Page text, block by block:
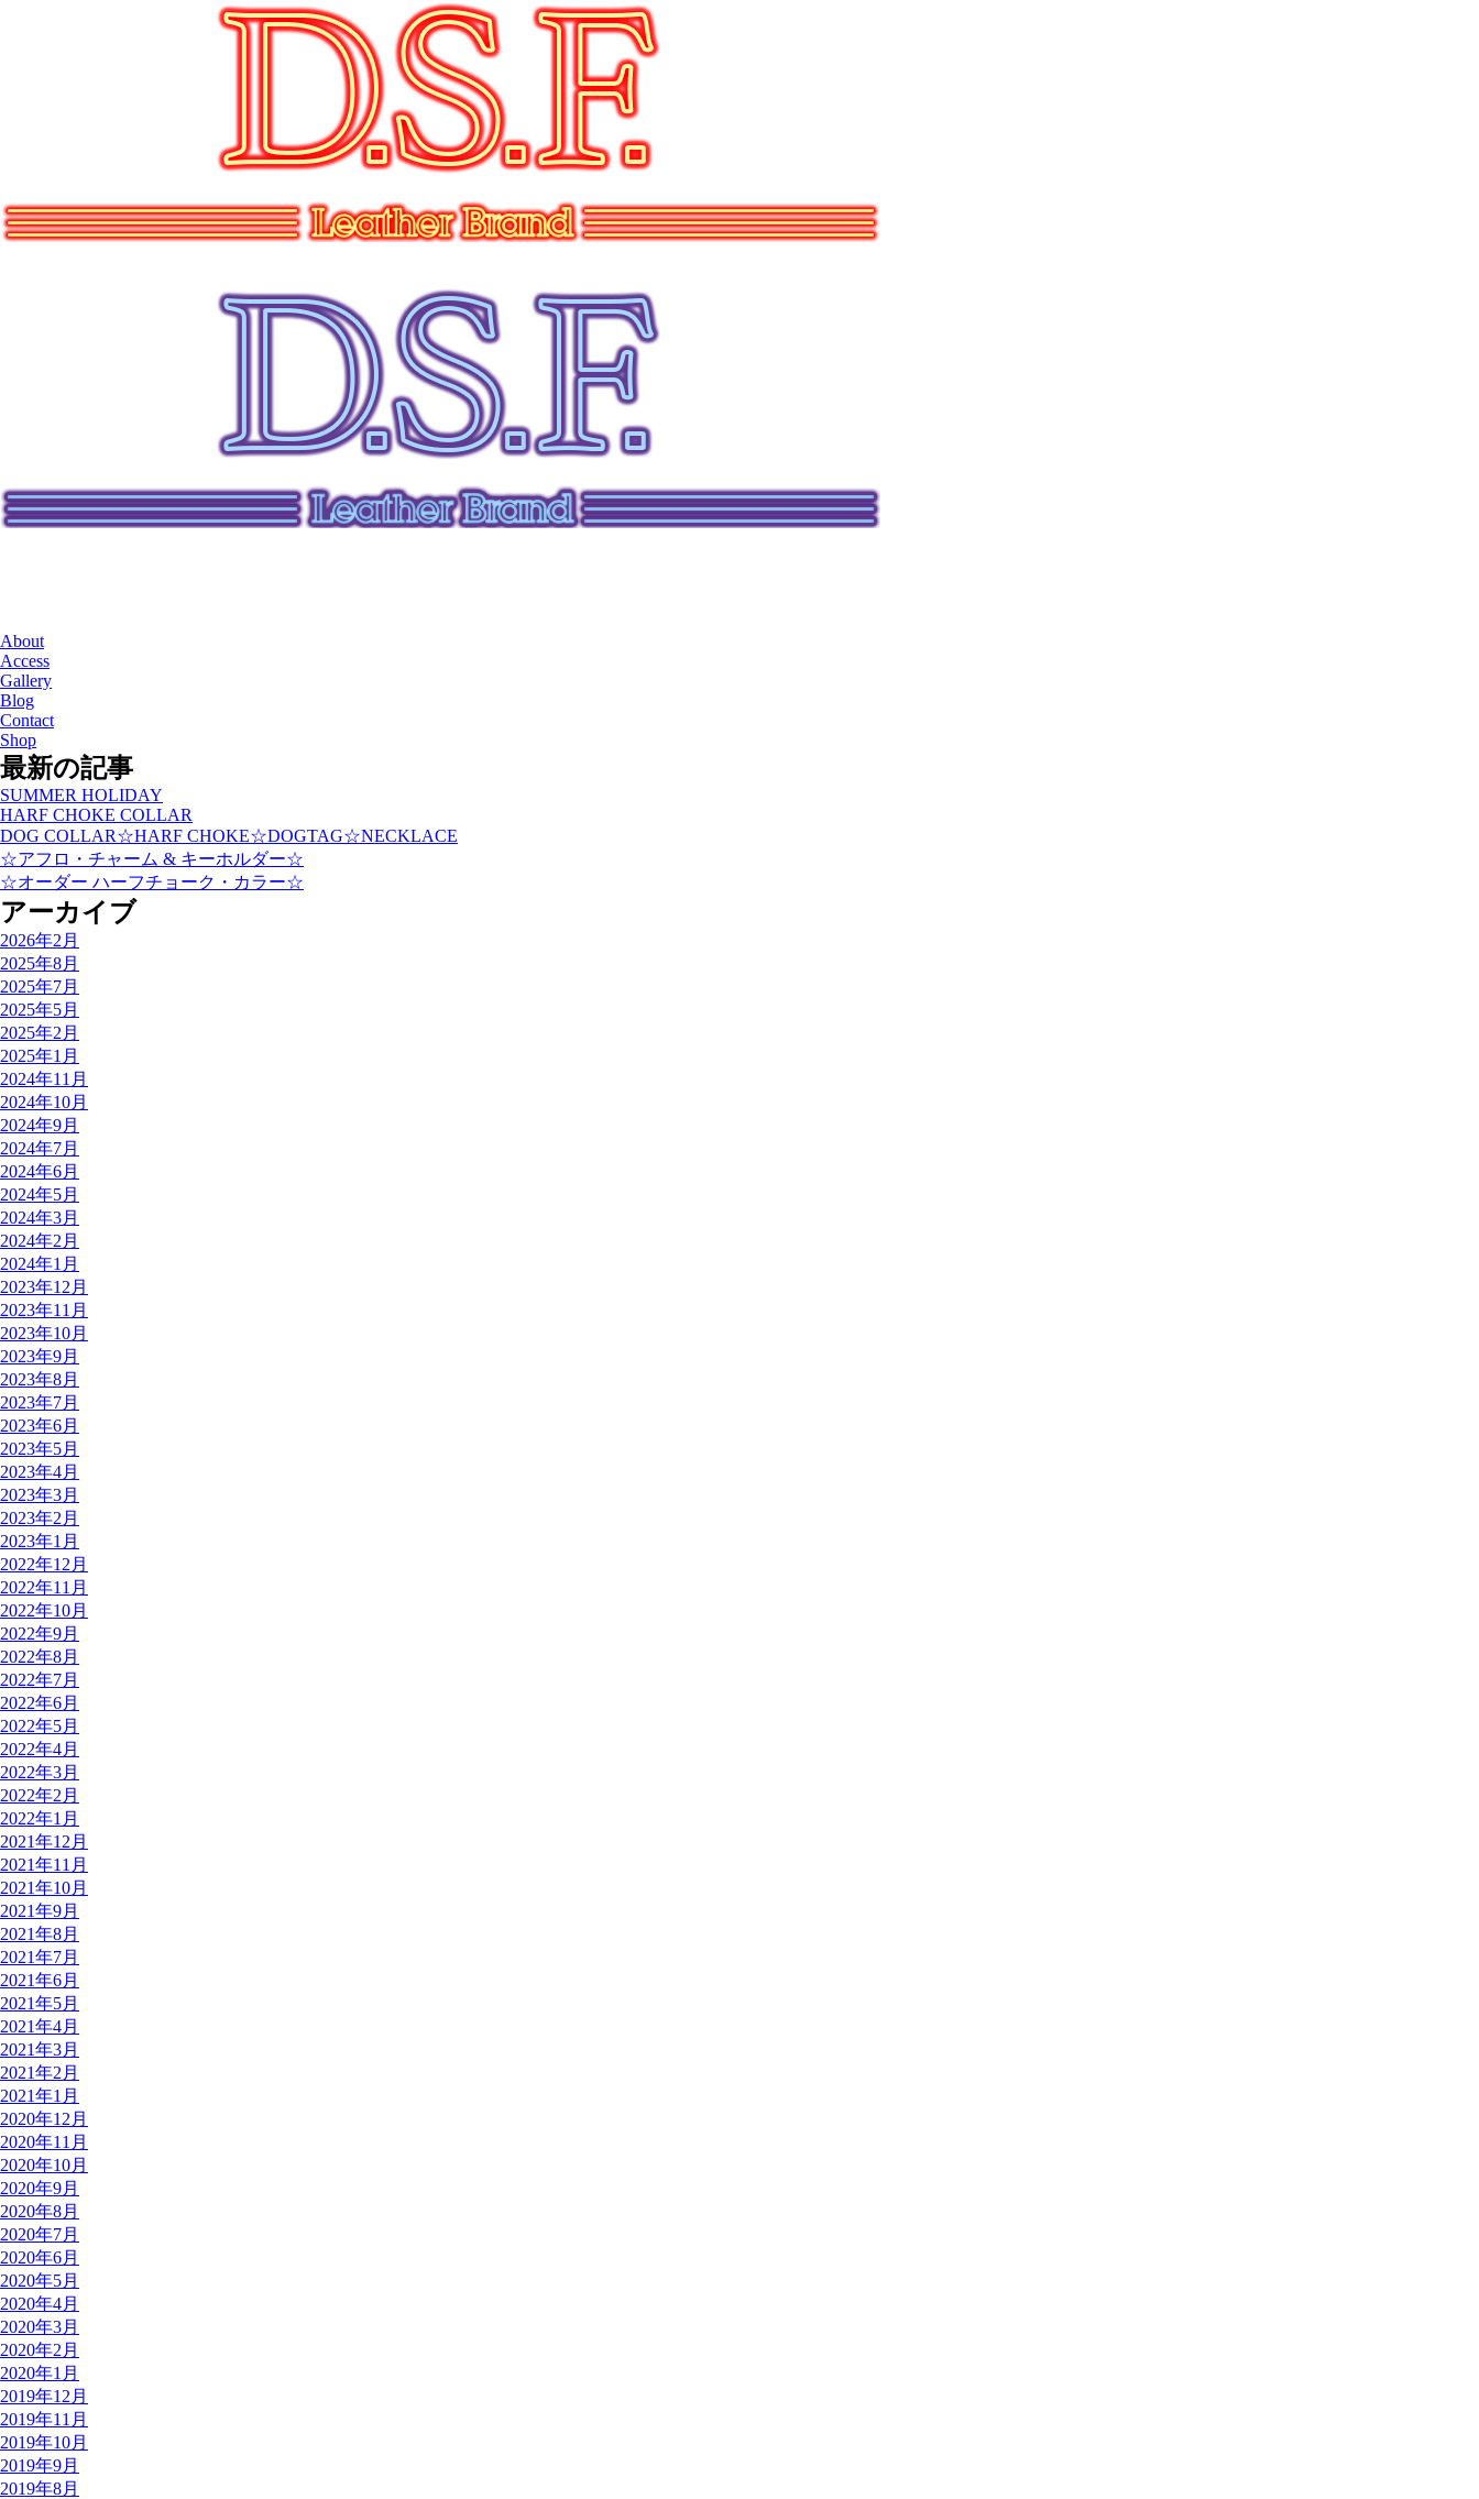
About
Access
Gallery
Blog
Contact
Shop
最新の記事
SUMMER HOLIDAY
HARF CHOKE COLLAR
DOG COLLAR☆HARF CHOKE☆DOGTAG☆NECKLACE
☆アフロ・チャーム & キーホルダー☆
☆オーダー ハーフチョーク・カラー☆
アーカイブ
2026年2月
2025年8月
2025年7月
2025年5月
2025年2月
2025年1月
2024年11月
2024年10月
2024年9月
2024年7月
2024年6月
2024年5月
2024年3月
2024年2月
2024年1月
2023年12月
2023年11月
2023年10月
2023年9月
2023年8月
2023年7月
2023年6月
2023年5月
2023年4月
2023年3月
2023年2月
2023年1月
2022年12月
2022年11月
2022年10月
2022年9月
2022年8月
2022年7月
2022年6月
2022年5月
2022年4月
2022年3月
2022年2月
2022年1月
2021年12月
2021年11月
2021年10月
2021年9月
2021年8月
2021年7月
2021年6月
2021年5月
2021年4月
2021年3月
2021年2月
2021年1月
2020年12月
2020年11月
2020年10月
2020年9月
2020年8月
2020年7月
2020年6月
2020年5月
2020年4月
2020年3月
2020年2月
2020年1月
2019年12月
2019年11月
2019年10月
2019年9月
2019年8月